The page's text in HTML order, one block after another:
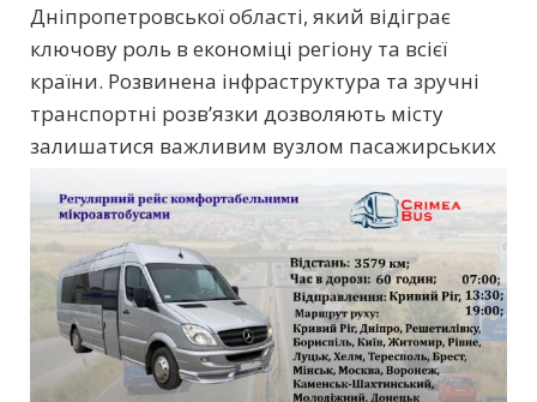
Дніпропетровської області, який відіграє
ключову роль в економіці регіону та всієї
країни. Розвинена інфраструктура та зручні
транспортні розв’язки дозволяють місту
залишатися важливим вузлом пасажирських